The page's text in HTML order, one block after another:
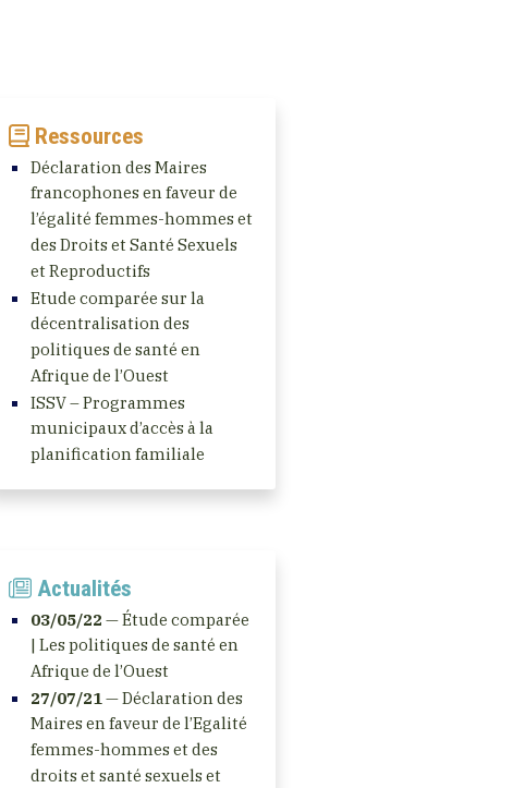
Ressources
Déclaration des Maires
francophones en faveur de
l’égalité femmes-hommes et
des Droits et Santé Sexuels
et Reproductifs
Etude comparée sur la
décentralisation des
politiques de santé en
Afrique de l’Ouest
ISSV – Programmes
municipaux d’accès à la
planification familiale
Actualités
03/05/22 — Étude comparée
| Les politiques de santé en
Afrique de l’Ouest
27/07/21— Déclaration des
Maires en faveur de l’Egalité
femmes-hommes et des
droits et santé sexuels et